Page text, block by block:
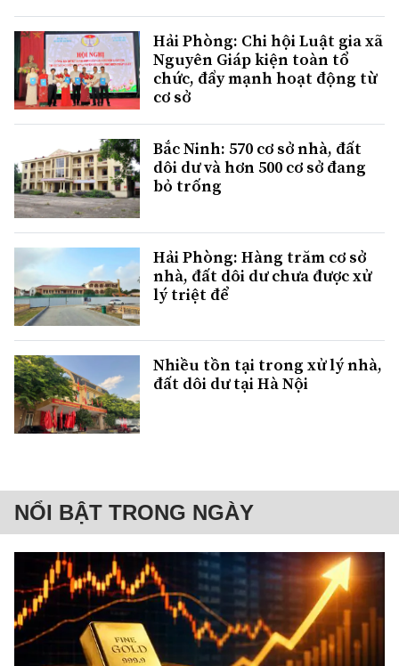
Hải Phòng: Chi hội Luật gia xã
Nguyên Giáp kiện toàn tổ
chức, đẩy mạnh hoạt động từ
cơ sở
Bắc Ninh: 570 cơ sở nhà, đất
dôi dư và hơn 500 cơ sở đang
bỏ trống
Hải Phòng: Hàng trăm cơ sở
nhà, đất dôi dư chưa được xử
lý triệt để
Nhiều tồn tại trong xử lý nhà,
đất dôi dư tại Hà Nội
NỔI BẬT TRONG NGÀY